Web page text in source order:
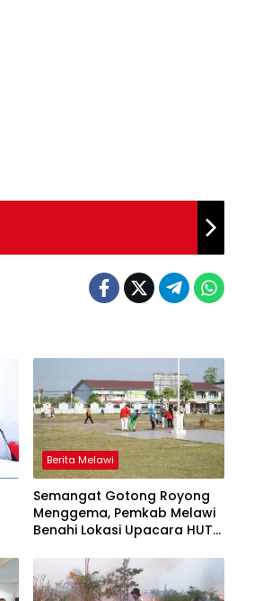
Berita Melawi
Semangat Gotong Royong
Menggema, Pemkab Melawi
Benahi Lokasi Upacara HUT